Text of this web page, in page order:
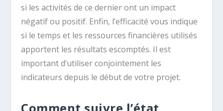
si les activités de ce dernier ont un impact
négatif ou positif. Enfin, l’efficacité vous indique
si le temps et les ressources financières utilisés
apportent les résultats escomptés. Il est
important d’utiliser conjointement les
indicateurs depuis le début de votre projet.
Comment suivre l’état